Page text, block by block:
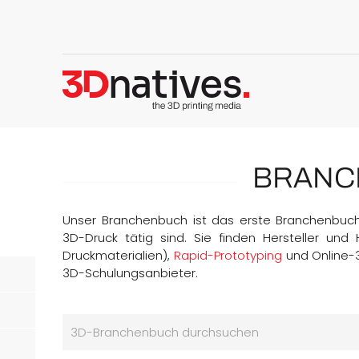
Unser Branchenbuch ist das erste
3D-Druck tätig sind. Sie finden Hersteller und
Druckmaterialien),Rapid-Prototyping und
3D-Schulungsanbieter.
3D-Branchenbuch durchsuchen